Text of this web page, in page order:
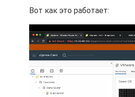
Вот как это работает: